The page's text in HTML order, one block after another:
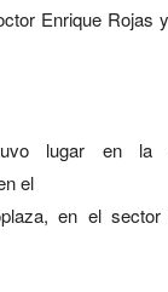
Enrique Rojas
lugar en la
el
en el